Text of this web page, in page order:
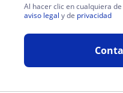
Al hacer clic en cualquiera
aviso legal y de privacidad